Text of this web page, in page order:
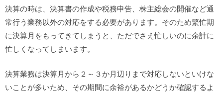
決算の時は、決算書の作成や税務申告、株主総会の開催など通
常行う業務以外の対応をする必要があります。そのため繁忙期
に決算月をもってきてしまうと、ただでさえ忙しいのに余計に
忙しくなってしまいます。
決算業務は決算月から２～３か月辺りまで対応しないといけな
いことが多いため、その期間に余裕があるかどうか確認するよ